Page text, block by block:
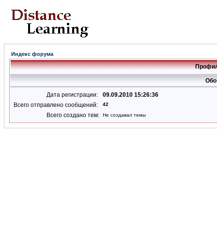
Индекс форума
Дата регистрации:
09.09.2010 15:26:36
Всего отправлено сообщений:
42
Всего создано тем: Не создавал темы